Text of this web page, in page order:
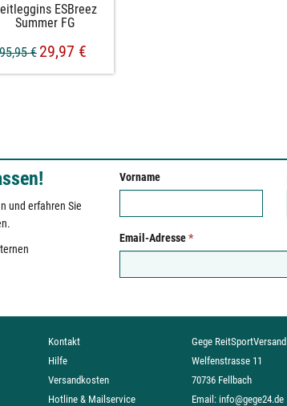
ESBreez
Summer FG
95,95 € 29,97 €
und erfahren Sie
Vorname
Email-Adresse*
Kontakt
Hilfe
Versandkosten
Hotline & Mailservice
Gege ReitSportVersand
Welfenstrasse 11
70736 Fellbach
Email: info@gege24.de